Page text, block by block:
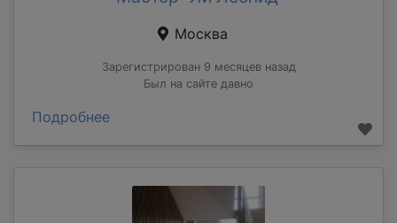
Москва
Зарегистрирован 9 месяцев назад
Был на сайте давно
Подробнее